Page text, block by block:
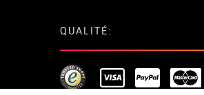
QUALITÉ: